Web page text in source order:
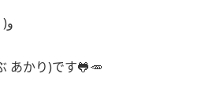
みなさんこんにちは٩( ᐛ )و
あかり)です🐸🥕